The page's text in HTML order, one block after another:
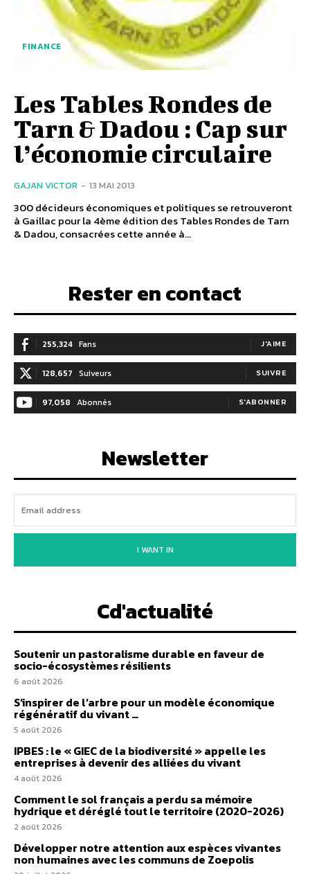
FINANCE
Les Tables Rondes de
Tarn & Dadou : Cap sur
l’économie circulaire
GAJAN VICTOR - 13 MAI 2013
300 décideurs économiques et politiques se retrouveront
à Gaillac pour la 4ème édition des Tables Rondes de Tarn
& Dadou, consacrées cette année à...
Rester en contact
255,324 Fans J'AIME
128,657 Suiveurs SUIVRE
97,058 Abonnés S'ABONNER
Newsletter
I WANT IN
Cd'actualité
Soutenir un pastoralisme durable en faveur de
socio-écosystèmes résilients
6 août 2026
S’inspirer de l’arbre pour un modèle économique
régénératif du vivant …
5 août 2026
IPBES : le « GIEC de la biodiversité » appelle les
entreprises à devenir des alliées du vivant
4 août 2026
Comment le sol français a perdu sa mémoire
hydrique et déréglé tout le territoire (2020-2026)
2 août 2026
Développer notre attention aux espèces vivantes
non humaines avec les communs de Zoepolis